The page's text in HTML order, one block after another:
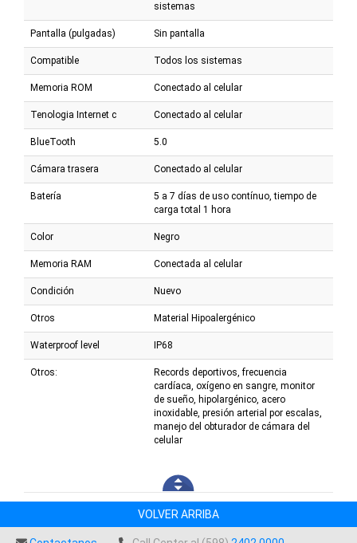
sistemas
Pantalla (pulgadas) Sin pantalla
Compatible Todos los sistemas
Memoria ROM Conectado al celular
Tenologia Internet c Conectado al celular
BlueTooth 5.0
Cámara trasera Conectado al celular
Batería
5 a 7 días de uso contínuo, tiempo de
carga total 1 hora
Color Negro
Memoria RAM Conectada al celular
Condición Nuevo
Otros Material Hipoalergénico
Waterproof level IP68
Otros:
Records deportivos, frecuencia
cardíaca, oxígeno en sangre, monitor
de sueño, hipolargénico, acero
inoxidable, presión arterial por escalas,
manejo del obturador de cámara del
celular
VOLVER ARRIBA